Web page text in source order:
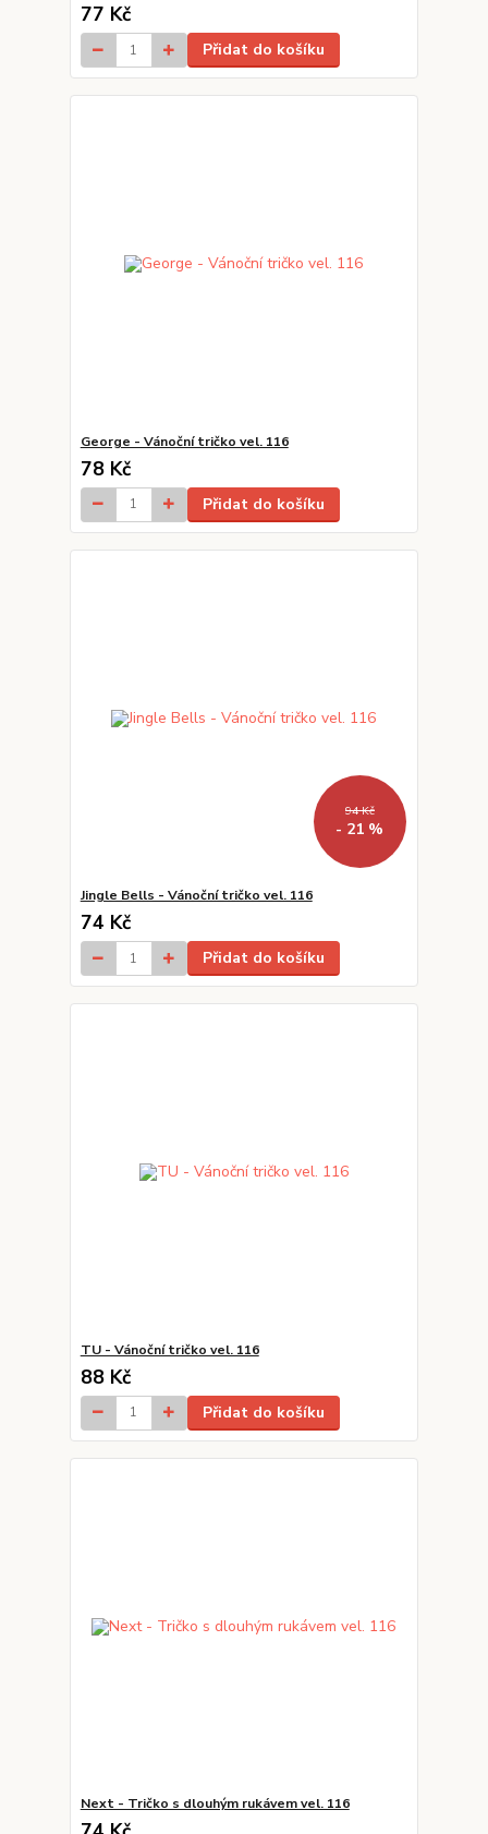
77 Kč
Přidat do košíku
George - Vánoční tričko vel. 116
78 Kč
Přidat do košíku
94 Kč
- 21 %
Jingle Bells - Vánoční tričko vel. 116
74 Kč
Přidat do košíku
TU - Vánoční tričko vel. 116
88 Kč
Přidat do košíku
Next - Tričko s dlouhým rukávem vel. 116